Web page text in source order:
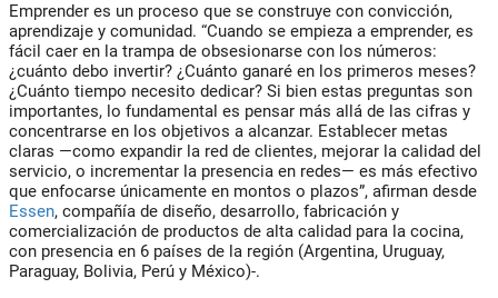
Emprender es un proceso que se construye con convicción,
aprendizaje y comunidad. “Cuando se empieza a emprender, es
fácil caer en la trampa de obsesionarse con los números:
¿cuánto debo invertir? ¿Cuánto ganaré en los primeros meses?
¿Cuánto tiempo necesito dedicar? Si bien estas preguntas son
importantes, lo fundamental es pensar más allá de las cifras y
concentrarse en los objetivos a alcanzar. Establecer metas
claras —como expandir la red de clientes, mejorar la calidad del
servicio, o incrementar la presencia en redes— es más efectivo
que enfocarse únicamente en montos o plazos”, afirman desde
Essen, compañía de diseño, desarrollo, fabricación y
comercialización de productos de alta calidad para la cocina,
con presencia en 6 países de la región (Argentina, Uruguay,
Paraguay, Bolivia, Perú y México)-.